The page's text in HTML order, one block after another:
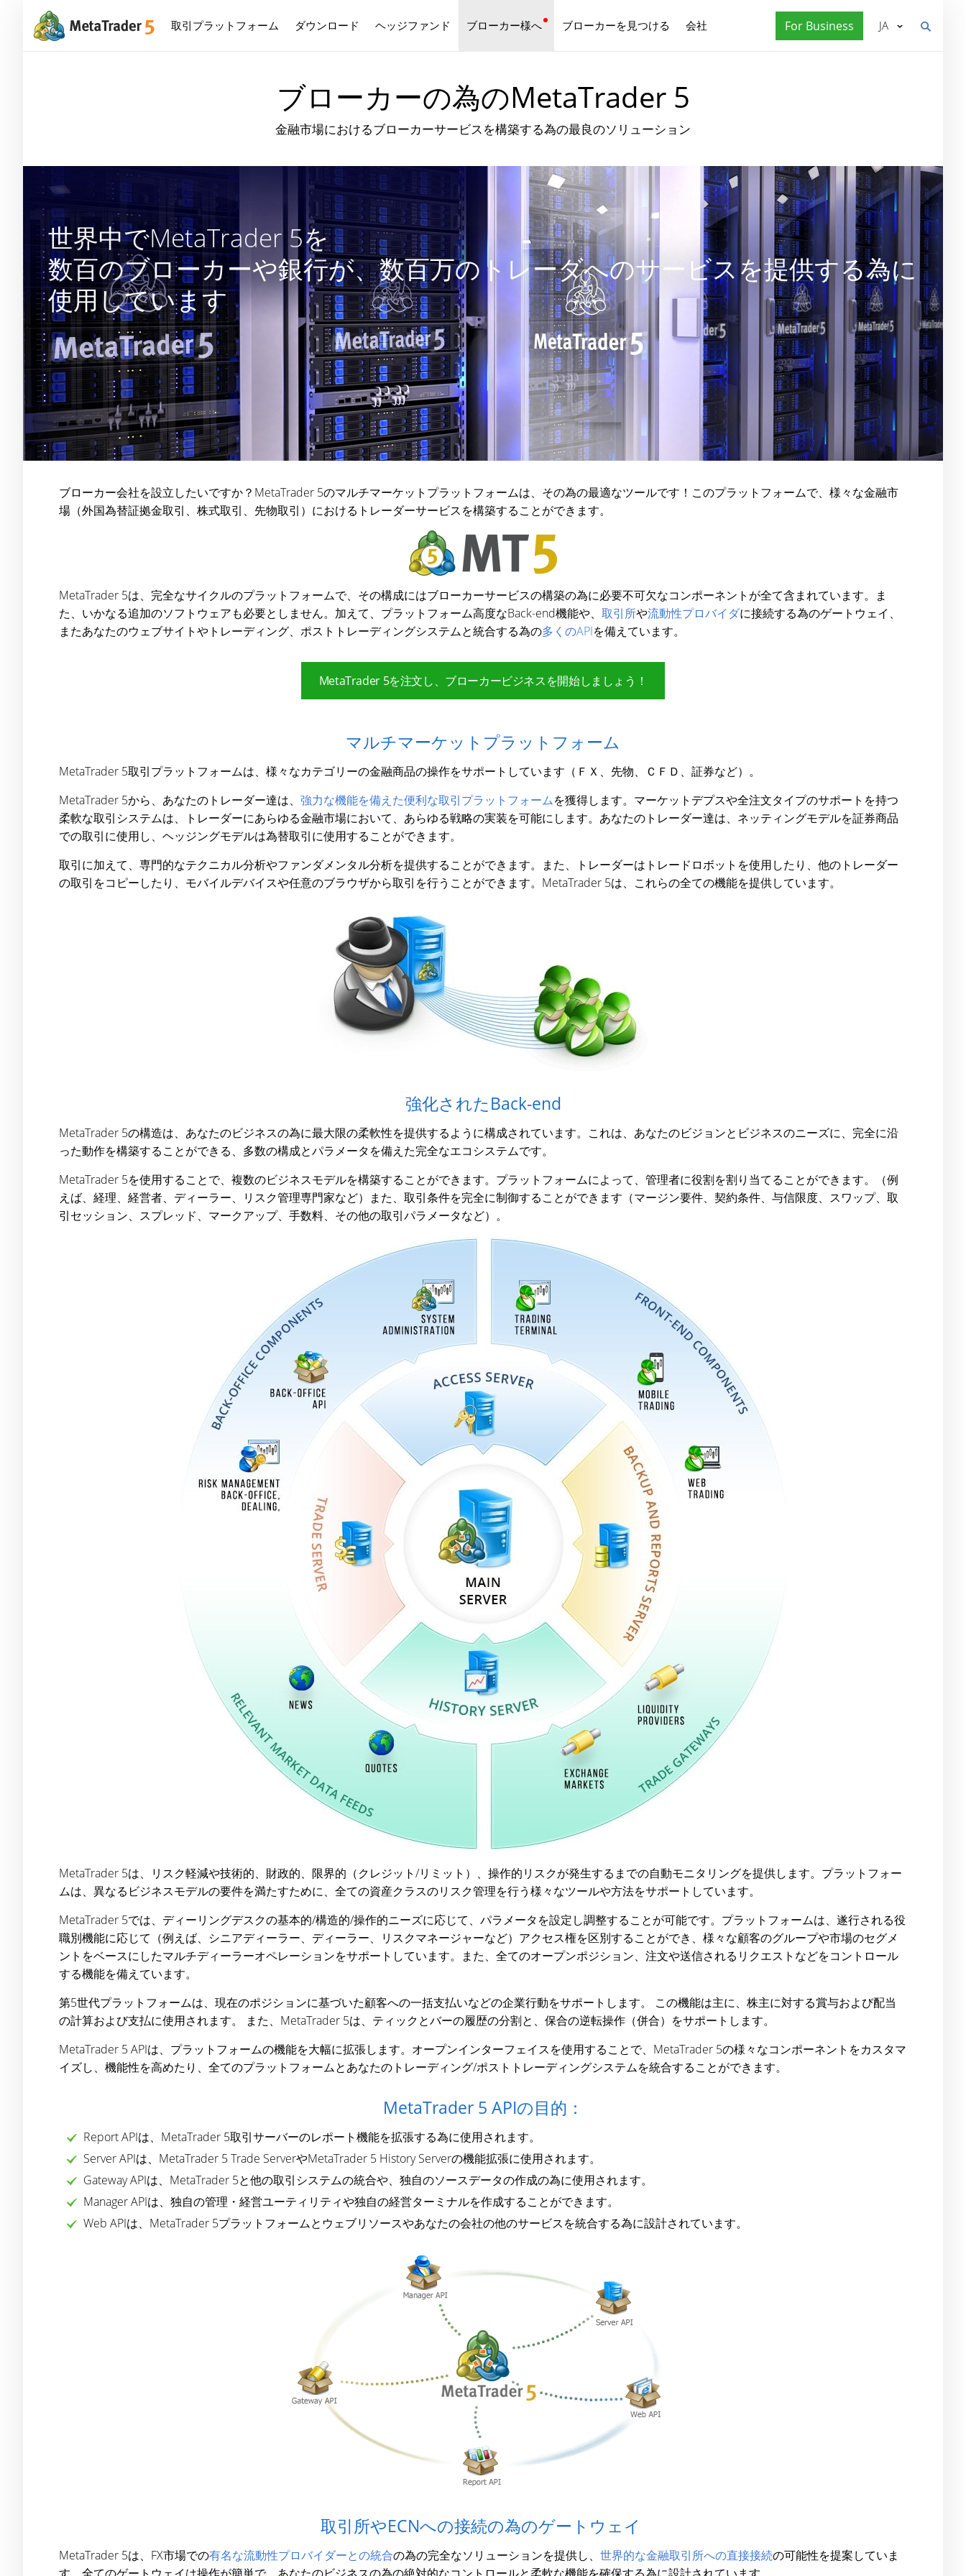
取引プラットフォーム ダウンロード ヘッジファンド ブローカー様へ ブローカーを見つける 会社 For Business
日本語 JA
ブローカーの為のMetaTrader 5
金融市場におけるブローカーサービスを構築する為の最良のソリューション
世界中でMetaTrader 5を
数百のブローカーや銀行が、数百万のトレーダへのサービスを提供する為に
使用しています
ブローカー会社を設立したいですか？MetaTrader 5のマルチマーケットプラットフォームは、その為の最適なツールです！このプラットフォームで、様々な金融市
場（外国為替証拠金取引、株式取引、先物取引）におけるトレーダーサービスを構築することができます。
MetaTrader 5は、完全なサイクルのプラットフォームで、その構成にはブローカーサービスの構築の為に必要不可欠なコンポーネントが全て含まれています。ま
た、いかなる追加のソフトウェアも必要としません。加えて、プラットフォーム高度なBack-end機能や、 取引所や流動性プロバイダに接続する為のゲートウェイ、
またあなたのウェブサイトやトレーディング、ポストトレーディングシステムと統合する為の多くのAPIを備えています。
MetaTrader 5を注文し、ブローカービジネスを開始しましょう！
マルチマーケットプラットフォーム
MetaTrader 5取引プラットフォームは、様々なカテゴリーの金融商品の操作をサポートしています（ＦＸ、先物、ＣＦＤ、証券など）。
MetaTrader 5から、あなたのトレーダー達は、 強力な機能を備えた便利な取引プラットフォームを獲得します。マーケットデプスや全注文タイプのサポートを持つ
柔軟な取引システムは、トレーダーにあらゆる金融市場において、あらゆる戦略の実装を可能にします。あなたのトレーダー達は、ネッティングモデルを証券商品
での取引に使用し、ヘッジングモデルは為替取引に使用することができます。
取引に加えて、専門的なテクニカル分析やファンダメンタル分析を提供することができます。また、トレーダーはトレードロボットを使用したり、他のトレーダー
の取引をコピーしたり、モバイルデバイスや任意のブラウザから取引を行うことができます。MetaTrader 5は、これらの全ての機能を提供しています。
強化されたBack-end
MetaTrader 5の構造は、あなたのビジネスの為に最大限の柔軟性を提供するように構成されています。これは、あなたのビジョンとビジネスのニーズに、完全に沿
った動作を構築することができる、多数の構成とパラメータを備えた完全なエコシステムです。
MetaTrader 5を使用することで、複数のビジネスモデルを構築することができます。プラットフォームによって、管理者に役割を割り当てることができます。（例
えば、経理、経営者、ディーラー、リスク管理専門家など）また、取引条件を完全に制御することができます（マージン要件、契約条件、与信限度、スワップ、取
引セッション、スプレッド、マークアップ、手数料、その他の取引パラメータなど）。
MetaTrader 5は、リスク軽減や技術的、財政的、限界的（クレジット/リミット）、操作的リスクが発生するまでの自動モニタリングを提供します。プラットフォー
ムは、異なるビジネスモデルの要件を満たすために、全ての資産クラスのリスク管理を行う様々なツールや方法をサポートしています。
MetaTrader 5では、ディーリングデスクの基本的/構造的/操作的ニーズに応じて、パラメータを設定し調整することが可能です。プラットフォームは、遂行される役
職別機能に応じて（例えば、シニアディーラー、ディーラー、リスクマネージャーなど）アクセス権を区別することができ、様々な顧客のグループや市場のセグメ
ントをベースにしたマルチディーラーオペレーションをサポートしています。また、全てのオープンポジション、注文や送信されるリクエストなどをコントロール
する機能を備えています。
第5世代プラットフォームは、現在のポジションに基づいた顧客への一括支払いなどの企業行動をサポートします。 この機能は主に、株主に対する賞与および配当
の計算および支払に使用されます。 また、MetaTrader 5は、ティックとバーの履歴の分割と、保合の逆転操作（併合）をサポートします。
MetaTrader 5 APIは、プラットフォームの機能を大幅に拡張します。オープンインターフェイスを使用することで、MetaTrader 5の様々なコンポーネントをカスタマ
イズし、機能性を高めたり、全てのプラットフォームとあなたのトレーディング/ポストトレーディングシステムを統合することができます。
MetaTrader 5 APIの目的：
Report APIは、MetaTrader 5取引サーバーのレポート機能を拡張する為に使用されます。
Server APIは、MetaTrader 5 Trade ServerやMetaTrader 5 History Serverの機能拡張に使用されます。
Gateway APIは、MetaTrader 5と他の取引システムの統合や、独自のソースデータの作成の為に使用されます。
Manager APIは、独自の管理・経営ユーティリティや独自の経営ターミナルを作成することができます。
Web APIは、MetaTrader 5プラットフォームとウェブリソースやあなたの会社の他のサービスを統合する為に設計されています。
取引所やECNへの接続の為のゲートウェイ
MetaTrader 5は、FX市場での有名な流動性プロバイダーとの統合の為の完全なソリューションを提供し、 世界的な金融取引所への直接接続の可能性を提案していま